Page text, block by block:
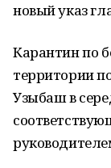
новый указ
Карантин по
территории
Узыбаш в